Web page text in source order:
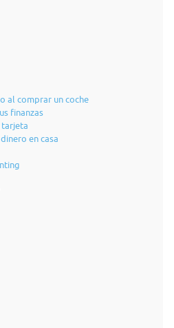
al comprar un coche
finanzas
tarjeta
en casa